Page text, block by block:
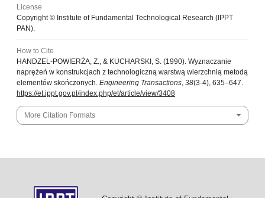
License
Copyright © Institute of Fundamental Technological Research (IPPT
PAN).
How to Cite
HANDZEL-POWIERŻA, Z., & KUCHARSKI, S. (1990). Wyznaczanie
naprężeń w konstrukcjach z technologiczną warstwą wierzchnią metodą
elementów skończonych. Engineering Transactions, 38(3-4), 635–647.
https://et.ippt.gov.pl/index.php/et/article/view/3408
More Citation Formats